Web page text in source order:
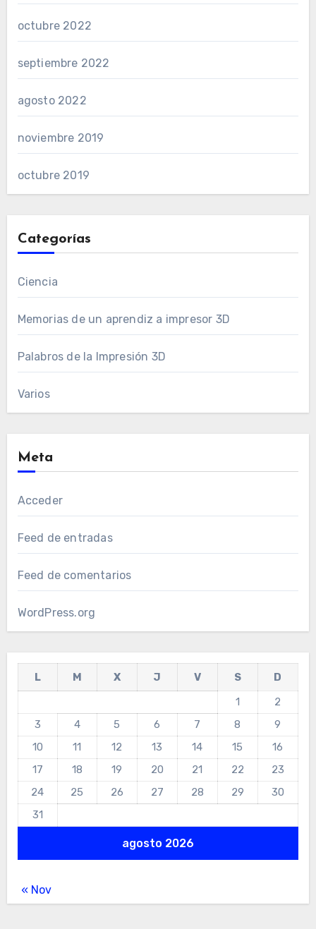
octubre 2022
septiembre 2022
agosto 2022
noviembre 2019
octubre 2019
Categorías
Ciencia
Memorias de un aprendiz a impresor 3D
Palabros de la Impresión 3D
Varios
Meta
Acceder
Feed de entradas
Feed de comentarios
WordPress.org
agosto 2026
L M X J V S
D
1
2
3
4 5 6 7 8
9
10
11 12 13 14 15
16
17
18 19 20 21 22
23
24
25 26 27 28 29
30
31
« Nov